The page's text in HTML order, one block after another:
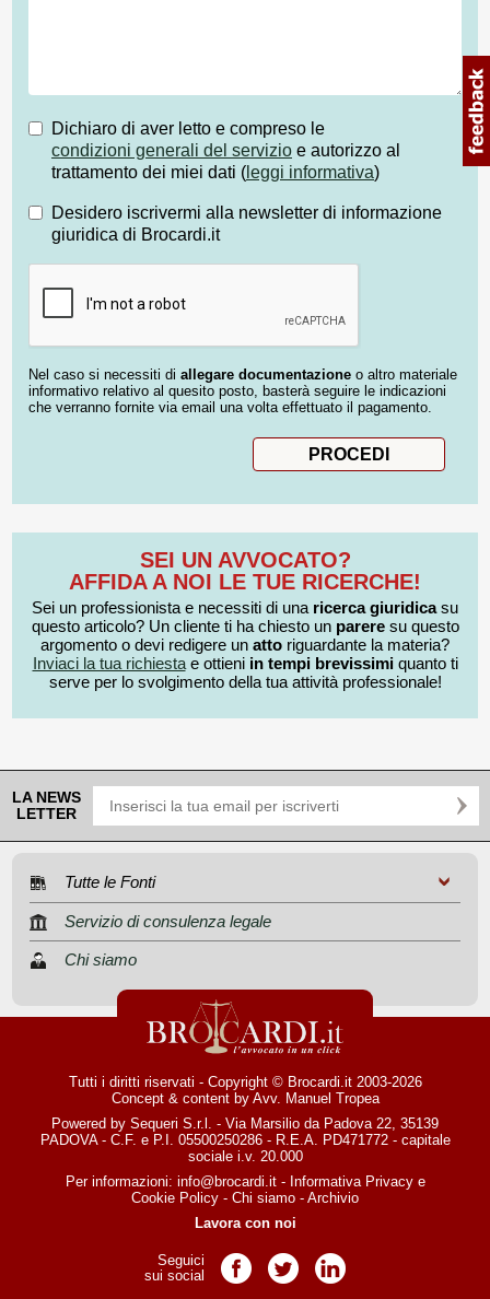
Dichiaro di aver letto e compreso le
condizioni generali del servizio e autorizzo al
trattamento dei miei dati ( leggi informativa)
Desidero iscrivermi alla newsletter di informazione
giuridica di Brocardi.it
Nel caso si necessiti di allegare documentazione o altro materiale
informativo relativo al quesito posto, basterà seguire le indicazioni
che verranno fornite via email una volta effettuato il pagamento.
SEI UN AVVOCATO?
AFFIDA A NOI LE TUE RICERCHE!
Sei un professionista e necessiti di una ricerca giuridicasu
questo articolo? Un cliente ti ha chiesto un pareresu questo
argomento o devi redigere un atto riguardante la materia?
Inviaci la tua richiestae ottieni in tempi brevissimiquanto ti
serve per lo svolgimento della tua attività professionale!
LA NEWS
LETTER
Tutte le Fonti
Servizio di consulenza legale
Chi siamo
Tutti i diritti riservati - Copyright © Brocardi.it 2003-2026
Concept & content by Avv. Manuel Tropea
Powered by Sequeri S.r.l. - Via Marsilio da Padova 22, 35139
PADOVA - C.F. e P.I. 05500250286 - R.E.A. PD471772 - capitale
sociale i.v. 20.000
Per informazioni: info@brocardi.it- Informativa Privacye
Cookie Policy - Chi siamo - Archivio
Lavora con noi
Seguici
sui social
Pagina Facebook
Pagina TwitterPagina LinkedIn